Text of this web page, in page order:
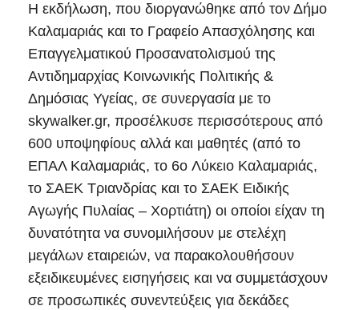
Η εκδήλωση, που διοργανώθηκε από τον Δήμο
Καλαμαριάς και το Γραφείο Απασχόλησης και
Επαγγελματικού Προσανατολισμού της
Αντιδημαρχίας Κοινωνικής Πολιτικής &
Δημόσιας Υγείας, σε συνεργασία με το
skywalker.gr, προσέλκυσε περισσότερους από
600 υποψηφίους αλλά και μαθητές (από το
ΕΠΑΛ Καλαμαριάς, το 6o Λύκειο Καλαμαριάς,
το ΣΑΕΚ Τριανδρίας και το ΣΑΕΚ Ειδικής
Αγωγής Πυλαίας – Χορτιάτη) οι οποίοι είχαν τη
δυνατότητα να συνομιλήσουν με στελέχη
μεγάλων εταιρειών, να παρακολουθήσουν
εξειδικευμένες εισηγήσεις και να συμμετάσχουν
σε προσωπικές συνεντεύξεις για δεκάδες